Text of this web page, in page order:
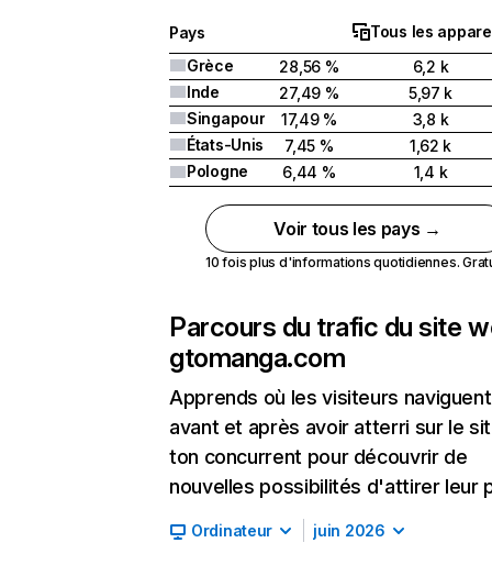
Pays
Tous les
Grèce
28,56 %
6,2 k
Inde
27,49 %
5,97 k
Singapour
17,49 %
3,8 k
États-Unis
7,45 %
1,62 k
Pologne
6,44 % 1,4 k
Voir tous les pays →
10 fois plus d'informations quotidiennes.
Parcours du trafic du site
gtomanga.com
Apprends où les visiteurs naviguent
avant et après avoir atterri sur le
ton concurrent pour découvrir de
nouvelles possibilités d'attirer leur
Ordinateur juin 2026